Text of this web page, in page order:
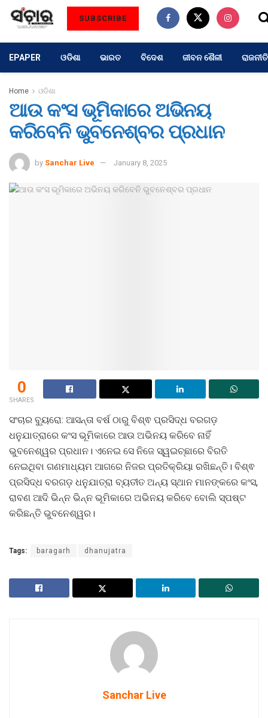
SUBSCRIBE
EPAPER ଓଡିଶା ଭାରତ ବିଦେଶ ଜୀବନ ଶୈଳୀ ରାଜନୀତି
Home ଓଡିଶା
ଆଉ କଂସ ଭୂମିକାରେ ଅଭିନୟ
କରିବେନି ଭୁବନେଶ୍ବର ପ୍ରଧାନ
by Sanchar Live January 8, 2025
0
SHARES
ସଂଚାର ବ୍ୟୁରୋ: ଆସନ୍ତା ବର୍ଷ ଠାରୁ ବିଶ୍ଵ ପ୍ରସିଦ୍ଧ ବରଗଡ଼
ଧନୁଯାତ୍ରାରେ କଂସ ଭୂମିକାରେ ଆଉ ଅଭିନୟ କରିବେ ନାହିଁ
ଭୁବନେଶ୍ୱର ପ୍ରଧାନ। ଏନେଇ ସେ ନିଜେ ସ୍ୱଇଚ୍ଛାରେ ବିରତି
ନେଇଥିବା ଗଣମାଧ୍ୟମ ଆଗରେ ନିଜର ପ୍ରତିକ୍ରିୟା ରଖିଛନ୍ତି। ବିଶ୍ଵ
ପ୍ରସିଦ୍ଧ ବରଗଡ଼ ଧନୁଯାତ୍ରା ବ୍ୟତୀତ ଅନ୍ୟ ସ୍ଥାନ ମାନଙ୍କରେ କଂସ,
ରାବଣ ଆଦି ଭିନ୍ନ ଭିନ୍ନ ଭୂମିକାରେ ଅଭିନୟ କରିବେ ବୋଲି ସ୍ପଷ୍ଟ
କରିଛନ୍ତି ଭୁବନେଶ୍ୱର।
Tags: baragarh dhanujatra
Sanchar Live